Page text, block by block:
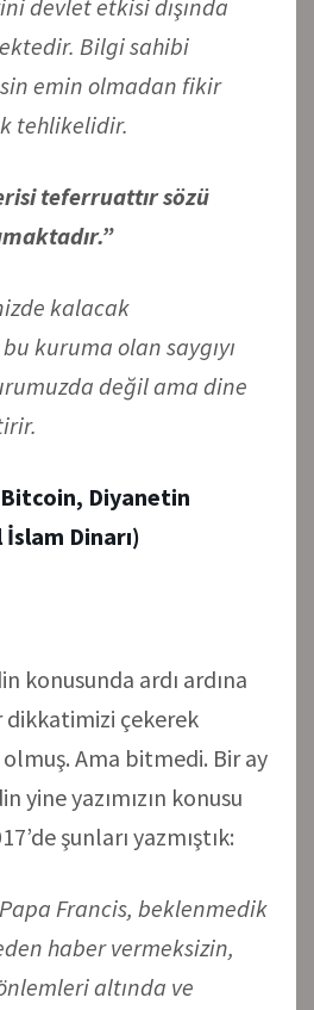
devlet etkisi dışında
Bilgi sahibi
emin olmadan fikir
tehlikelidir.
teferruattır sözü
kalacak
kuruma olan saygıyı
değil ama dine
Diyanetin
Dinarı)
konusunda ardı ardına
dikkatimizi çekerek
olmuş. Ama bitmedi. Bir ay
yine yazımızın konusu
şunları yazmıştık:
Papa Francis, beklenmedik
haber vermeksizin,
altında ve